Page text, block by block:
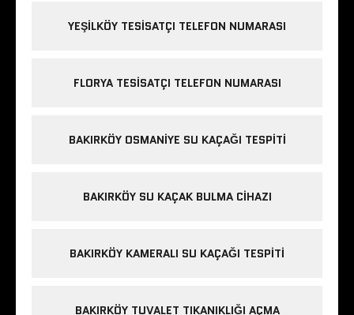
YEŞILKÖY TESISATÇI TELEFON NUMARASI
FLORYA TESISATÇI TELEFON NUMARASI
BAKIRKÖY OSMANIYE SU KAÇAĞI TESPITI
BAKIRKÖY SU KAÇAK BULMA CIHAZI
BAKIRKÖY KAMERALI SU KAÇAĞI TESPITI
BAKIRKÖY TUVALET TIKANIKLIĞI AÇMA